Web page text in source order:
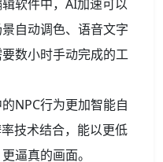
软件中，AI加速可以
自动调色、语音文字
数小时手动完成的工
NPC行为更加智能自
技术结合，能以更低
逼真的画面。